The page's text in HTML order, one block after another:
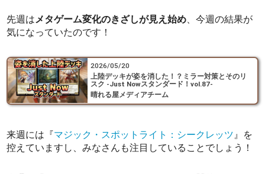
先週はメタゲーム変化のきざしが見え始め、今週の結果が
気になっていたのです！
2026/05/20
上陸デッキが姿を消した！？ミラー対策とそのリ
スク -Just Nowスタンダード！vol.87-
晴れる屋メディアチーム
来週には『マジック・スポットライト：シークレッツ 』を
控えていますし、みなさんも注目していることでしょう！